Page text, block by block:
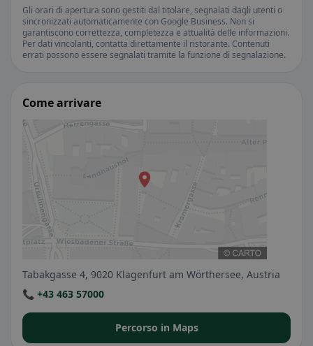
Gli orari di apertura sono gestiti dal titolare, segnalati dagli utenti o
sincronizzati automaticamente con Google Business. Non si
garantiscono correttezza, completezza e attualità delle informazioni.
Per dati vincolanti, contatta direttamente il ristorante. Contenuti
errati possono essere segnalati tramite la funzione di segnalazione.
Come arrivare
Tabakgasse 4, 9020 Klagenfurt am Wörthersee, Austria
📞 +43 463 57000
Percorso in Maps